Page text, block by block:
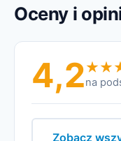
Oceny i
4,2na
Zobacz